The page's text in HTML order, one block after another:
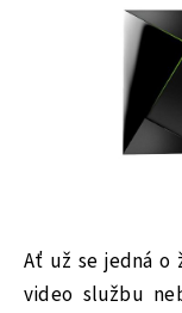
Ať už se jedná o
video službu